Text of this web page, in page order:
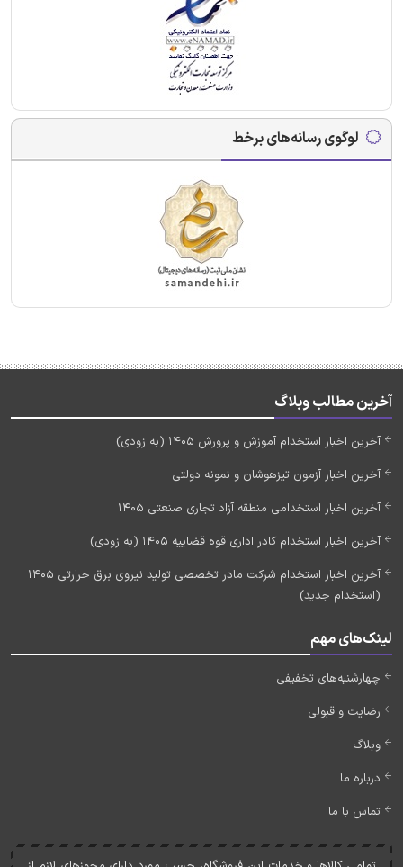
لوگوی رسانه‌های برخط
آخرین مطالب وبلاگ
آخرین اخبار استخدام آموزش و پرورش 1405 (به زودی)
آخرین اخبار آزمون تیزهوشان و نمونه دولتی
آخرین اخبار استخدامی منطقه آزاد تجاری صنعتی 1405
آخرین اخبار استخدام کادر اداری قوه قضاییه 1405 (به زودی)
آخرین اخبار استخدام شرکت مادر تخصصی تولید نیروی برق حرارتی 1405
(استخدام جدید)
لینک‌های مهم
چهارشنبه‌های تخفیفی
رضایت و قبولی
وبلاگ
درباره ما
تماس با ما